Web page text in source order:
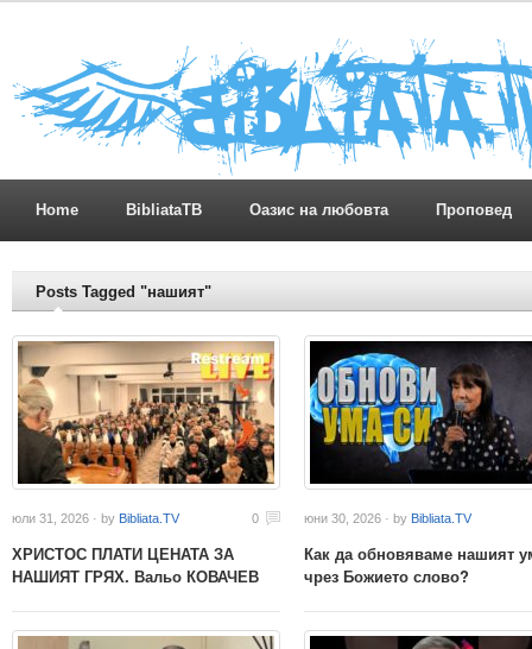
Home BibliataTB Оазис на любовта Проповед
Posts Tagged "нашият"
юли 31, 2026 · by Bibliata.TV 0
ХРИСТОС ПЛАТИ ЦЕНАТА ЗА
НАШИЯТ ГРЯХ. Вальо КОВАЧЕВ
юни 30, 2026 · by Bibliata.TV
Как да обновяваме нашият
чрез Божието слово?